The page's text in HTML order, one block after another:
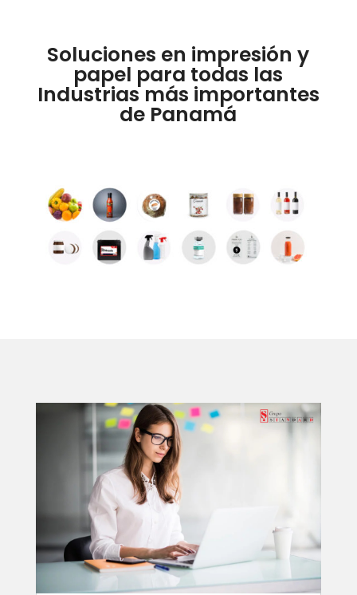
Soluciones en impresión y
papel para todas las
Industrias más importantes
de Panamá